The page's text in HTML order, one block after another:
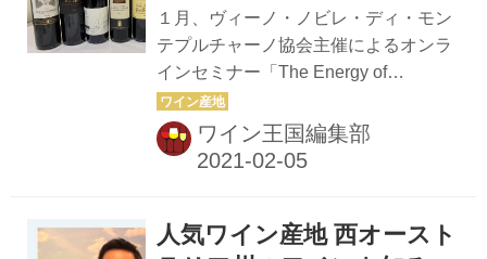
気イタリアワインにどっぷり浸ろう！
こちらのワインをお届けします！ お申
込みいただいた方にお届けするワイン
はコチラ。宮嶋先生の軽快なトークを
聞きながら楽しんでください！ ワイン
① 超大ヒット泡！ フ...
ラインセミナー開催
１月、ヴィーノ・ノビレ・ディ・モン
テプルチャーノ協会主催によるオンラ
インセミナー「The Energy of
Sangiovese in Tuscany」が開催され
た。ナビゲートはワインジャーナリス
トの宮嶋勲氏。産地の魅力を伝えると
ア・ロッシ氏が産地における三つの新
ワイン王国編集部
人気ワイン産地 西オースト